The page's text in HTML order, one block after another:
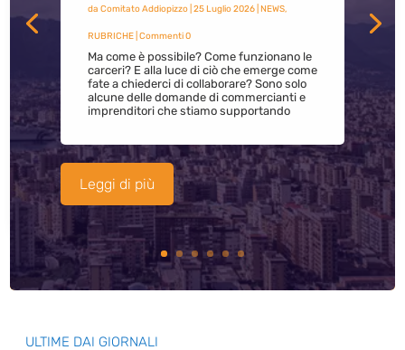
da Comitato Addiopizzo| 25 Luglio 2026| NEWS,
RUBRICHE| Commenti 0
Ma come è possibile? Come funzionano le
carceri? E alla luce di ciò che emerge come
fate a chiederci di collaborare? Sono solo
alcune delle domande di commercianti e
imprenditori che stiamo supportando
Leggi di più
ULTIME DAI GIORNALI